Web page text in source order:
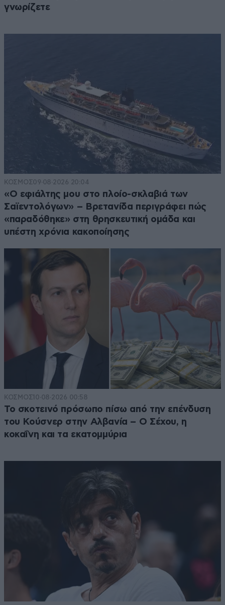
γνωρίζετε
ΚΟΣΜΟΣ09·08·2026 20:04
«Ο εφιάλτης μου στο πλοίο-σκλαβιά των
Σαϊεντολόγων» – Βρετανίδα περιγράφει πώς
«παραδόθηκε» στη θρησκευτική ομάδα και
υπέστη χρόνια κακοποίησης
ΚΟΣΜΟΣ10·08·2026 00:58
Το σκοτεινό πρόσωπο πίσω από την επένδυση
του Κούσνερ στην Αλβανία – Ο Σέχου, η
κοκαΐνη και τα εκατομμύρια